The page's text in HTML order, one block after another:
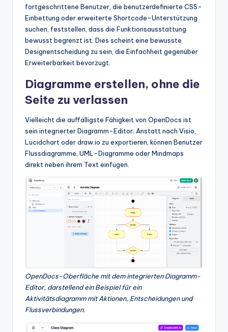
fortgeschrittene Benutzer, die benutzerdefinierte CSS-
Einbettung oder erweiterte Shortcode-Unterstützung
suchen, feststellen, dass die Funktionsausstattung
bewusst begrenzt ist. Dies scheint eine bewusste
Designentscheidung zu sein, die Einfachheit gegenüber
Erweiterbarkeit bevorzugt.
Diagramme erstellen, ohne die
Seite zu verlassen
Vielleicht die auffälligste Fähigkeit von OpenDocs ist
sein integrierter Diagramm-Editor. Anstatt nach Visio,
Lucidchart oder draw.io zu exportieren, können Benutzer
Flussdiagramme, UML-Diagramme oder Mindmaps
direkt neben ihrem Text einfügen.
OpenDocs-Oberfläche mit dem integrierten Diagramm-
Editor, darstellend ein Beispiel für ein
Aktivitätsdiagramm mit Aktionen, Entscheidungen und
Flussverbindungen.